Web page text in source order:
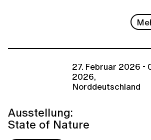
27. Februar 2026 -
2026,
Norddeutschland
Ausstellung:
State of Nature